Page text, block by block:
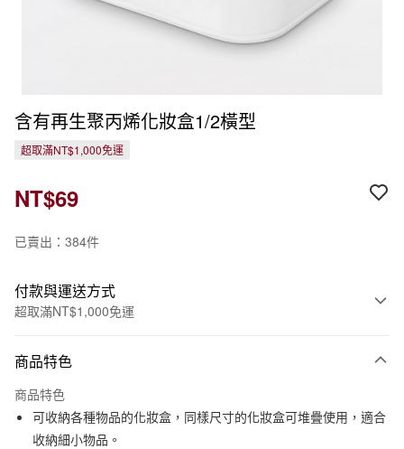
含有再生聚丙烯化妝盒1/2橫型
超取滿NT$1,000免運
NT$69
已賣出：384件
付款與運送方式
超取滿NT$1,000免運
信用卡一次付款
信用卡分期付款
3 期 0 利率 每期
商品特色
商品特色
可收納各種物品的化妝盒，同樣尺寸的化妝盒可堆疊使用，適合
收納細小物品。